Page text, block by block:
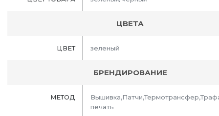
ЦВЕТА
ЦВЕТ зеленый
БРЕНДИРОВАНИЕ
МЕТОД
печать